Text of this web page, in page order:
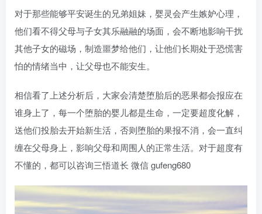
对于那些能够平安诞生的兄弟姐妹，婴灵会产生嫉妒心理，
他们看不得父母与子女其乐融融的场面，会不断地影响干扰
其他子女的磁场，制造噩梦给他们，让他们长期处于恐慌害
怕的情绪当中，让父母也不能安生。
相信看了上述分析后，大家会清楚堕胎后的恶果都会报应在
谁身上了，每一个堕胎的婴儿都是生命，一定要超度化解，
送他们投胎去开始新生活，否则堕胎的果报不消，会一直纠
缠在父母身上，影响父母和周围人的正常生活。对于超度有
不懂的，都可以咨询三悟道长 微信 gufeng680